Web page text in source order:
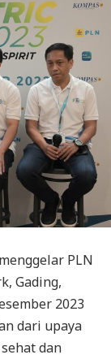
PLN
Gading,
2023
dari upaya
dan